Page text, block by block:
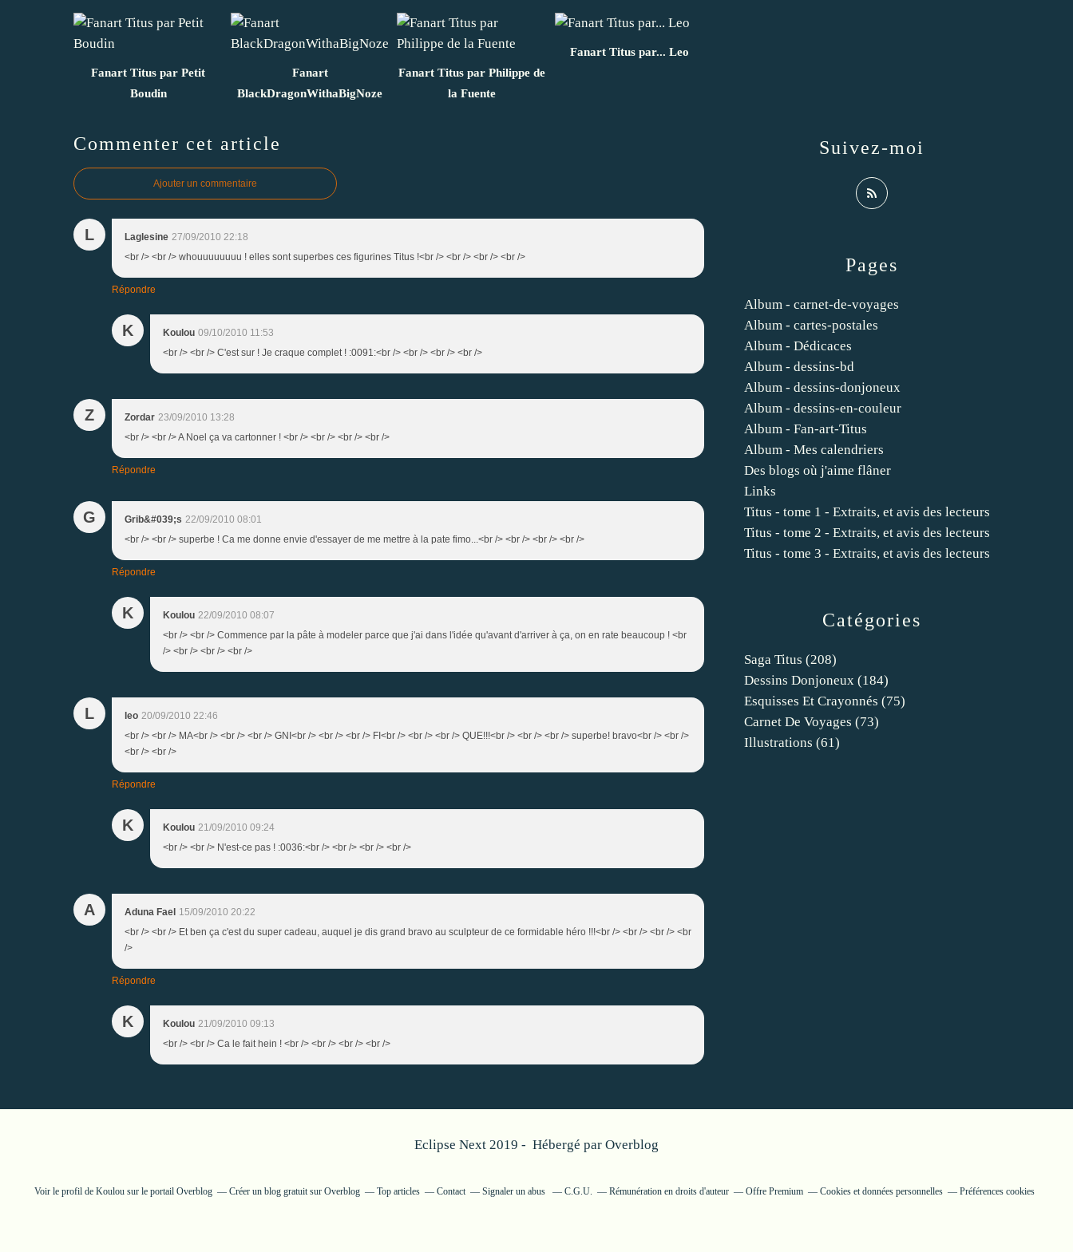
Fanart Titus par Petit
Boudin
Fanart
BlackDragonWithaBigNoze
Fanart Titus par Philippe de
la Fuente
Fanart Titus par... Leo
Commenter cet article
Ajouter un commentaire
L Laglesine 27/09/2010 22:18
<br /> <br /> whouuuuuuuu ! elles sont superbes ces figurines Titus !<br /> <br /> <br /> <br />
Répondre
K Koulou 09/10/2010 11:53
<br /> <br /> C'est sur ! Je craque complet ! :0091:<br /> <br /> <br /> <br />
Z Zordar 23/09/2010 13:28
<br /> <br /> A Noel ça va cartonner ! <br /> <br /> <br /> <br />
Répondre
G Grib&#039;s 22/09/2010 08:01
<br /> <br /> superbe ! Ca me donne envie d'essayer de me mettre à la pate fimo...<br /> <br /> <br /> <br />
Répondre
K Koulou 22/09/2010 08:07
<br /> <br /> Commence par la pâte à modeler parce que j'ai dans l'idée qu'avant d'arriver à ça, on en rate beaucoup ! <br
/> <br /> <br /> <br />
L leo 20/09/2010 22:46
<br /> <br /> MA<br /> <br /> <br /> GNI<br /> <br /> <br /> FI<br /> <br /> <br /> QUE!!!<br /> <br /> <br /> superbe! bravo<br /> <br />
<br /> <br />
Répondre
K Koulou 21/09/2010 09:24
<br /> <br /> N'est-ce pas ! :0036:<br /> <br /> <br /> <br />
A Aduna Fael 15/09/2010 20:22
<br /> <br /> Et ben ça c'est du super cadeau, auquel je dis grand bravo au sculpteur de ce formidable héro !!!<br /> <br /> <br /> <br
/>
Répondre
K Koulou 21/09/2010 09:13
<br /> <br /> Ca le fait hein ! <br /> <br /> <br /> <br />
Catégories
Saga Titus (208)
Dessins Donjoneux (184)
Esquisses Et Crayonnés (75)
Carnet De Voyages (73)
Illustrations (61)
Pages
Album - carnet-de-voyages
Album - cartes-postales
Album - Dédicaces
Album - dessins-bd
Album - dessins-donjoneux
Album - dessins-en-couleur
Album - Fan-art-Titus
Album - Mes calendriers
Des blogs où j'aime flâner
Links
Titus - tome 1 - Extraits, et avis des lecteurs
Titus - tome 2 - Extraits, et avis des lecteurs
Titus - tome 3 - Extraits, et avis des lecteurs
Suivez-moi
Eclipse Next 2019 - Hébergé par Overblog
Voir le profil de Koulou sur le portail Overblog Créer un blog gratuit sur Overblog Top articles Contact Signaler un abus C.G.U. Rémunération en droits d'auteur Offre Premium Cookies et données personnelles Préférences cookies